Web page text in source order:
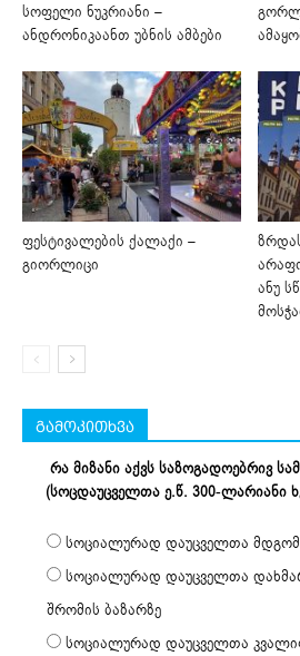
სოფელი ნუკრიანი –
ანდრონიკაანთ უბნის ამბები
ფესტივალების ქალაქი –
გიორლიცი
ანუ
გამოკითხვა
რა მიზანი აქვს საზოგადოებრივ
(სოცდაუცველთა ე.წ. 300-ლარიანი
სოციალურად დაუცველთა
სოციალურად დაუცველთა
შრომის ბაზარზე
სოციალურად დაუცველთა